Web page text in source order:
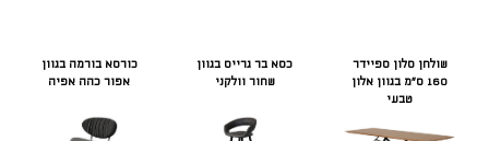
שולחן סלון ספיידר
160 ס"מ בגוון אלון
טבעי
כסא בר גרייס בגוון
שחור וולקני
כורסא בורמה בגוון
אפור כהה אפיה